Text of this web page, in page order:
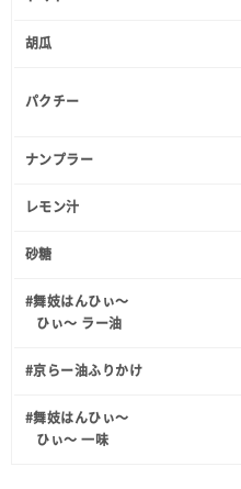
胡瓜
パクチー
ナンプラー
レモン汁
砂糖
#舞妓はんひぃ～
ひぃ～ ラー油
#京らー油ふりかけ
#舞妓はんひぃ～
ひぃ～ 一味